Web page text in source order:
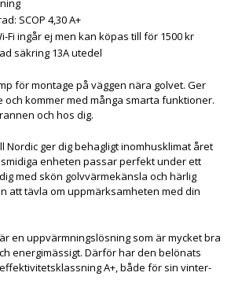
SCOP 4,30 A+
Fi ingår ej men kan köpas till för 1500 kr
säkring 13A utedel
för montage på väggen nära golvet. Ger
och kommer med många smarta funktioner.
och hos dig.
Nordic ger dig behagligt inomhusklimat året
enheten passar perfekt under ett
med skön golvvärmekänsla och härlig
att tävla om uppmärksamheten med din
en uppvärmningslösning som är mycket bra
energimässigt. Därför har den belönats
A+, både för sin vinter-